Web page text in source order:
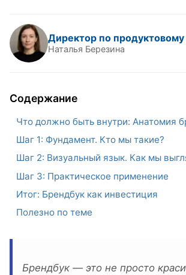
Директор по продуктовому
Наталья Березина
Содержание
Что должно быть внутри: Анатомия
Шаг 1: Фундамент. Кто мы такие?
Шаг 2: Визуальный язык. Как мы
Шаг 3: Практическое применение
Итог: Брендбук как инвестиция
Полезно по теме
Брендбук — это не просто